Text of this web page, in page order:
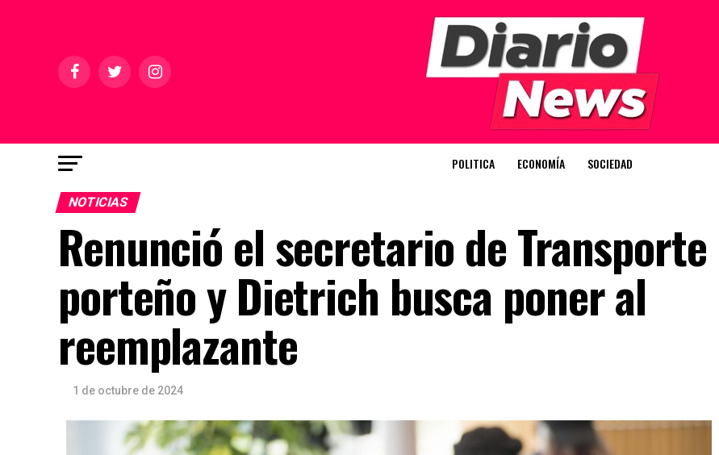
POLITICA ECONOMÍA SOCIEDAD
NOTICIAS
Renunció el secretario de Transporte
porteño y Dietrich busca poner al
reemplazante
1 de octubre de 2024